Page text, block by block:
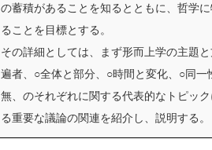
の蓄積があることを知るとともに、哲学
ることを目標とする。
その詳細としては、まず形而上学の主題
遍者、○全体と部分、○時間と変化、○同
無、のそれぞれに関する代表的なトピッ
る重要な議論の関連を紹介し、説明する。